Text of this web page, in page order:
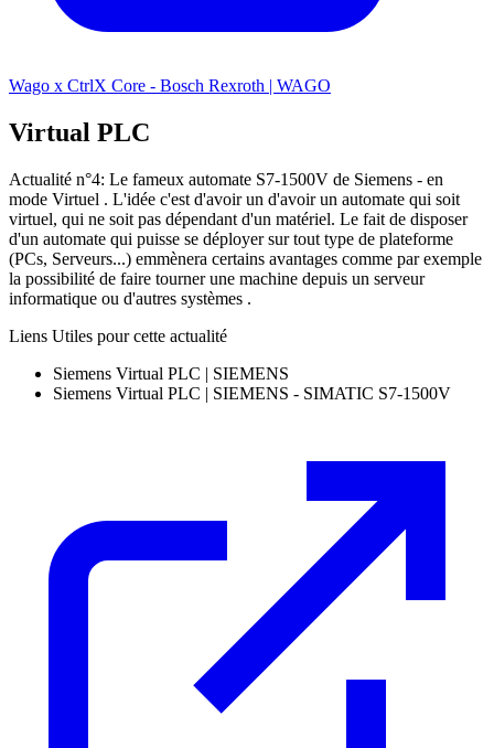
Wago x CtrlX Core - Bosch Rexroth | WAGO
Virtual PLC
Actualité n°4: Le fameux automate S7-1500V de Siemens - en
mode Virtuel . L'idée c'est d'avoir un d'avoir un automate qui soit
virtuel, qui ne soit pas dépendant d'un matériel. Le fait de disposer
d'un automate qui puisse se déployer sur tout type de plateforme
(PCs, Serveurs...) emmènera certains avantages comme par exemple
la possibilité de faire tourner une machine depuis un serveur
informatique ou d'autres systèmes .
Liens Utiles pour cette actualité
Siemens Virtual PLC | SIEMENS
Siemens Virtual PLC | SIEMENS - SIMATIC S7-1500V